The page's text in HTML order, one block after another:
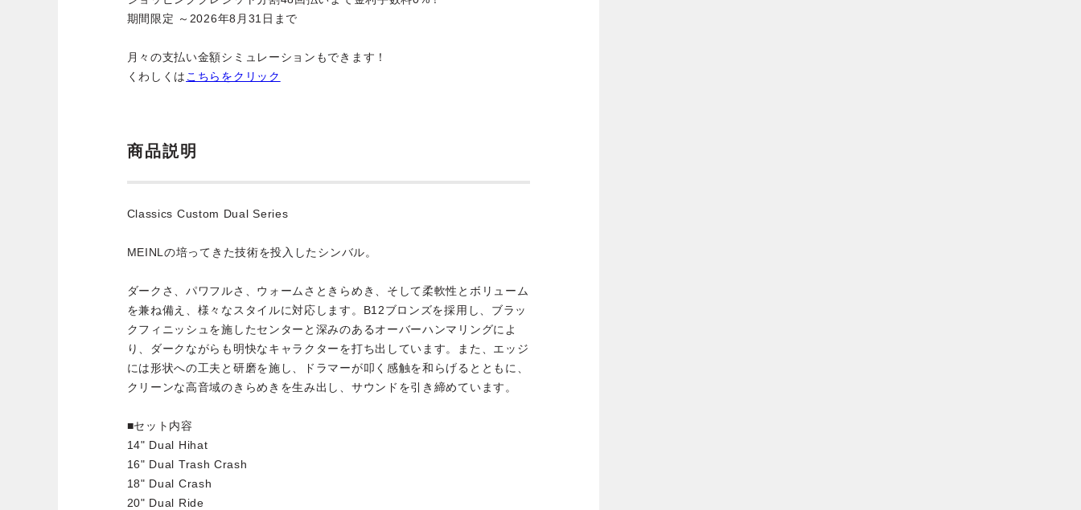
期間限定 ～2026年8月31日まで
月々の支払い金額シミュレーションもできます！
くわしくは こちらをクリック
商品説明
Classics Custom Dual Series
MEINLの培ってきた技術を投入したシンバル。
ダークさ、パワフルさ、ウォームさときらめき、そして柔軟性とボリューム
を兼ね備え、様々なスタイルに対応します。B12ブロンズを採用し、ブラッ
クフィニッシュを施したセンターと深みのあるオーバーハンマリングによ
り、ダークながらも明快なキャラクターを打ち出しています。また、エッジ
には形状への工夫と研磨を施し、ドラマーが叩く感触を和らげるとともに、
クリーンな高音域のきらめきを生み出し、サウンドを引き締めています。
■セット内容
14" Dual Hihat
16" Dual Trash Crash
18" Dual Crash
20" Dual Ride